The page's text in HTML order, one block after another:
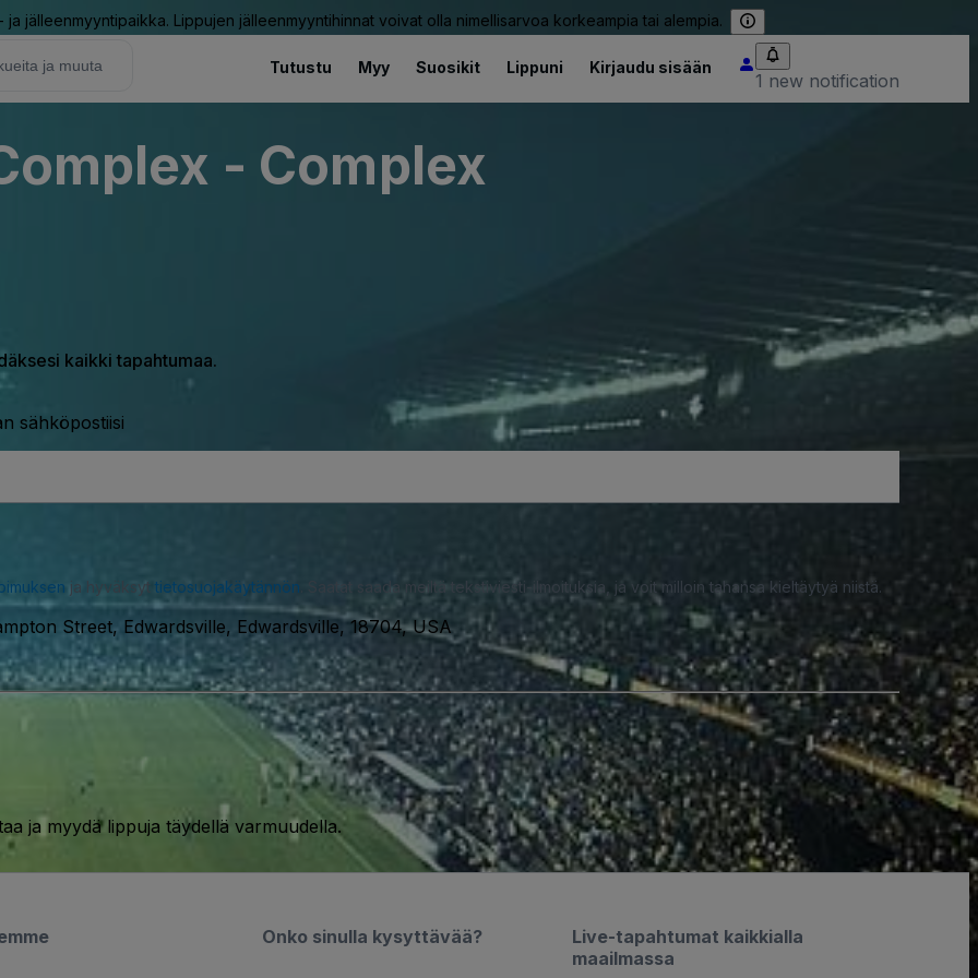
ja jälleenmyyntipaikka. Lippujen jälleenmyyntihinnat voivat olla nimellisarvoa korkeampia tai alempia.
Tutustu Myy Suosikit Lippuni Kirjaudu sisään
1 new notification
- Complex
kaikki tapahtumaa.
sähköpostiisi
ja hyväksyt tietosuojakäytännön . Saatat saada meiltä tekstiviesti-ilmoituksia, ja voit milloin tahansa kieltäytyä niistä.
Street, Edwardsville, Edwardsville, 18704, USA
ja myydä lippuja täydellä varmuudella.
Live-tapahtumat kaikkialla
maailmassa
Onko sinulla kysyttävää?